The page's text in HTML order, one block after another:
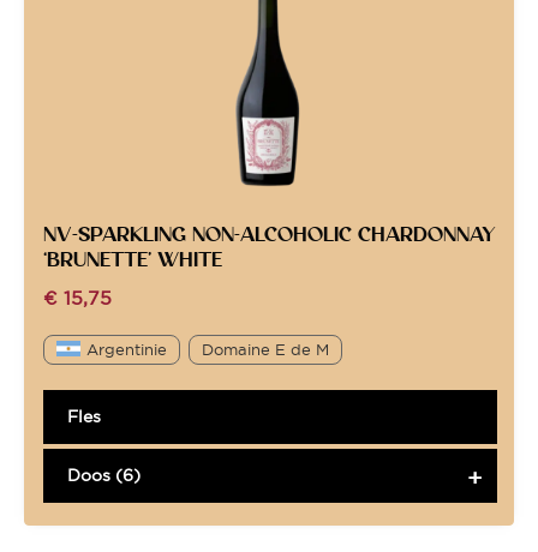
NV-SPARKLING NON-ALCOHOLIC CHARDONNAY
‘BRUNETTE’ WHITE
€ 15,75
Argentinie Domaine E de M
Fles
Doos (6)